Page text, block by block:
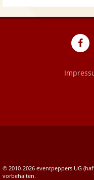
© 2010-2026 eventpeppers UG
vorbehalten.